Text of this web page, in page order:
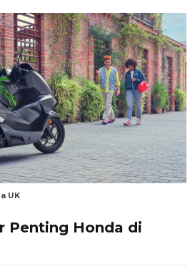
UK
Penting Honda di